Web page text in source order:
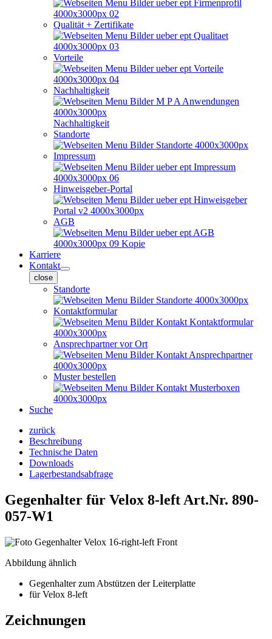
Qualität + Zertifikate
Vorteile
Nachhaltigkeit
Nachhaltigkeit
Standorte
Impressum
Hinweisgeber-Portal
AGB
Karriere
Kontakt
close
Standorte
Kontaktformular
Ansprechpartner vor Ort
Muster bestellen
Suche
zurück
Beschreibung
Technische Daten
Downloads
Lagerbestandsabfrage
Gegenhalter für Velox 8-left Art.Nr. 890-
057-W1
Abbildung ähnlich
Gegenhalter zum Abstützen der Leiterplatte
für Velox 8-left
Zeichnungen